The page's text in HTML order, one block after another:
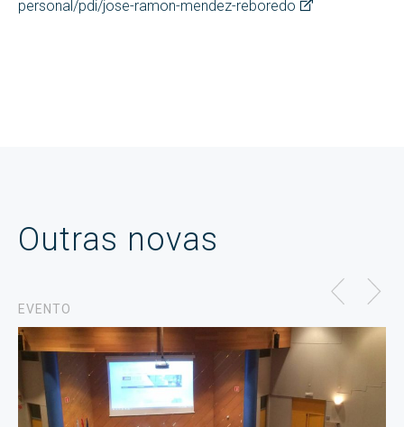
personal/pdi/jose-ramon-mendez-reboredo
Outras novas
EVENTO